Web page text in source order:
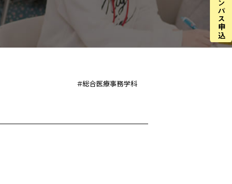
＃総合医療事務学科